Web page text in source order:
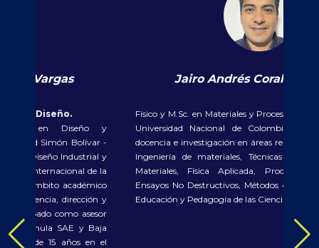
Campaña
Procesos de Manufactura de la
Con experiencia en
relacionadas con Ciencia e
de Caracterización de
Procesos de Manufactura,
de Simulación en Física,
Ciencias Básicas.
Jorge Andrés
Ingeniero Mecánico con formación
(Materiales y Procesos) y doctorado
Tecnología de Materiales), ambos de
de Colombia. Experiencia en
metalmecánico desempeñando
producto y labores de planificación,
producción. Experiencia docente
manufactura avanzada con
numérico. Experiencia en